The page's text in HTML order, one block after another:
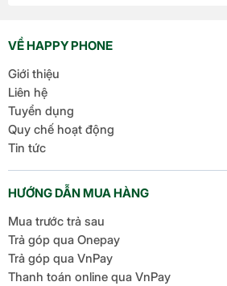
VỀ HAPPY PHONE
Giới thiệu
Liên hệ
Tuyển dụng
Quy chế hoạt động
Tin tức
HƯỚNG DẪN MUA HÀNG
Mua trước trả sau
Trả góp qua Onepay
Trả góp qua VnPay
Thanh toán online qua VnPay